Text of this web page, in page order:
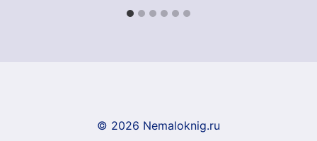
© 2026 Nemaloknig.ru